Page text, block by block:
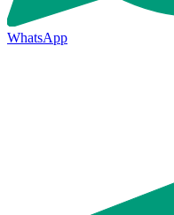
WhatsApp